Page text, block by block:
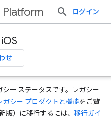
Platform ログイン
せ
ー ステータスです。レガシー
ガシー プロダクトと機能をご覧
版）に移行するには、 移行ガイ